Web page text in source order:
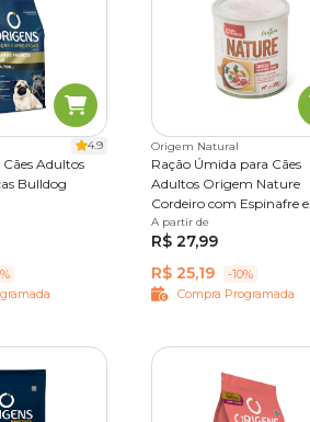
4.9
Adultos
Bulldog
Origem Natural
Ração Úmida para Cães
Adultos Origem Nature
Cordeiro com Espinafre e
Legumes
300 g
A partir de
R$ 27,99
R$ 25,19
-10%
Compra Programada